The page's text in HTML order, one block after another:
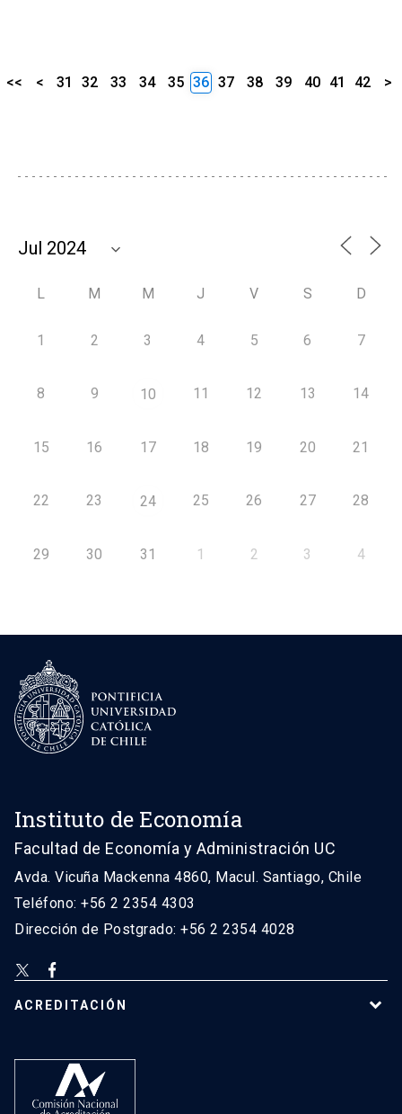
<< < 31 32 33 34 35 36 37 38 39 40 41 42 >
L M M J V S D
1 2 3 4 5 6 7
8 9 10 11 12 13 14
15 16 17 18 19 20 21
22 23 24 25 26 27 28
29 30 31 1 2 3 4
Instituto de Economía
Facultad de Economía y Administración UC
Avda. Vicuña Mackenna 4860, Macul. Santiago, Chile
Teléfono: +56 2 2354 4303
Dirección de Postgrado: +56 2 2354 4028
ACREDITACIÓN